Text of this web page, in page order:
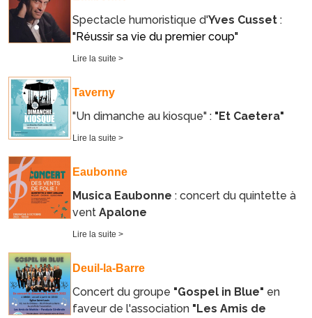
Spectacle humoristique d'Yves Cusset :
"Réussir sa vie du premier coup"
Lire la suite >
Taverny
"Un dimanche au kiosque" : "Et Caetera"
Lire la suite >
Eaubonne
Musica Eaubonne : concert du quintette à
vent Apalone
Lire la suite >
Deuil-la-Barre
Concert du groupe "Gospel in Blue" en
faveur de l'association "Les Amis de